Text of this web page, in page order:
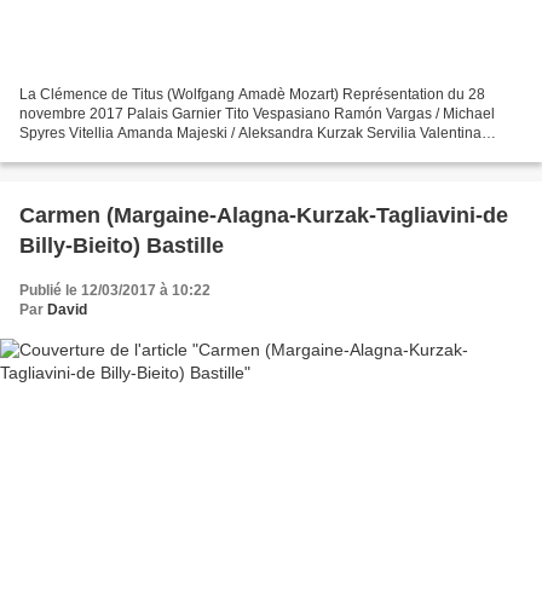
La Clémence de Titus (Wolfgang Amadè Mozart) Représentation du 28
novembre 2017 Palais Garnier Tito Vespasiano Ramón Vargas / Michael
Spyres Vitellia Amanda Majeski / Aleksandra Kurzak Servilia Valentina
Carmen (Margaine-Alagna-Kurzak-Tagliavini-de
Billy-Bieito) Bastille
Publié le 12/03/2017 à 10:22
Par David